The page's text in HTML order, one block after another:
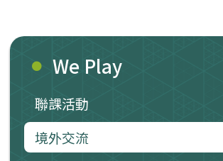
We Play
聯課活動
境外交流